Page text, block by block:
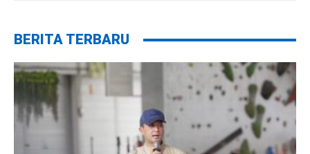
BERITA TERBARU